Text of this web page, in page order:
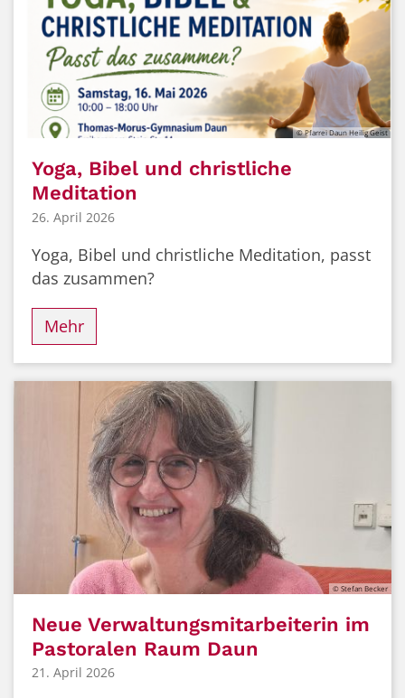
© Pfarrei Daun Heilig Geist
Yoga, Bibel und christliche
Meditation
26. April 2026
Yoga, Bibel und christliche Meditation, passt
das zusammen?
Mehr
© Stefan Becker
Neue Verwaltungsmitarbeiterin im
Pastoralen Raum Daun
21. April 2026